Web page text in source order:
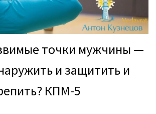
точки мужчины —
и защитить и
КПМ-5